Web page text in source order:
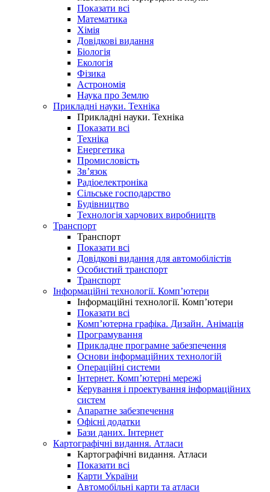
Показати всі
Математика
Хімія
Довідкові видання
Біологія
Екологія
Фізика
Астрономія
Наука про Землю
Прикладні науки. Техніка
Прикладні науки. Техніка
Показати всі
Техніка
Енергетика
Промисловість
Зв’язок
Радіоелектроніка
Сільське господарство
Будівництво
Технологія харчових виробництв
Транспорт
Транспорт
Показати всі
Довідкові видання для автомобілістів
Особистий транспорт
Транспорт
Інформаційні технології. Комп’ютери
Інформаційні технології. Комп’ютери
Показати всі
Комп’ютерна графіка. Дизайн. Анімація
Програмування
Прикладне програмне забезпечення
Основи інформаційних технологій
Операційні системи
Інтернет. Комп’ютерні мережі
Керування і проектування інформаційних
систем
Апаратне забезпечення
Офісні додатки
Бази даних. Інтернет
Картографічні видання. Атласи
Картографічні видання. Атласи
Показати всі
Карти України
Автомобільні карти та атласи